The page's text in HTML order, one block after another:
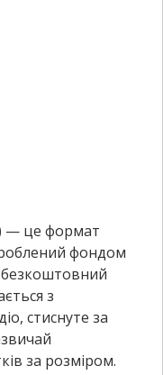
— це формат
фондом
з
стиснуте за
за розміром.